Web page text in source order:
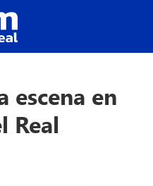
escena en
Real